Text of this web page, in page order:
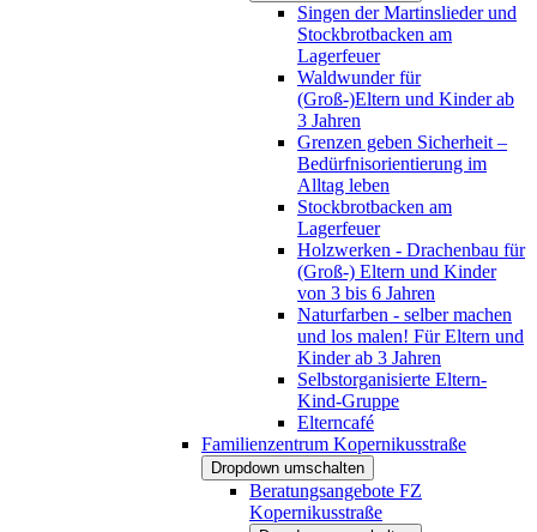
Singen der Martinslieder und
Stockbrotbacken am
Lagerfeuer
Waldwunder für
(Groß-)Eltern und Kinder ab
3 Jahren
Grenzen geben Sicherheit –
Bedürfnisorientierung im
Alltag leben
Stockbrotbacken am
Lagerfeuer
Holzwerken - Drachenbau für
(Groß-) Eltern und Kinder
von 3 bis 6 Jahren
Naturfarben - selber machen
und los malen! Für Eltern und
Kinder ab 3 Jahren
Selbstorganisierte Eltern-
Kind-Gruppe
Elterncafé
Familienzentrum Kopernikusstraße
Dropdown umschalten
Beratungsangebote FZ
Kopernikusstraße